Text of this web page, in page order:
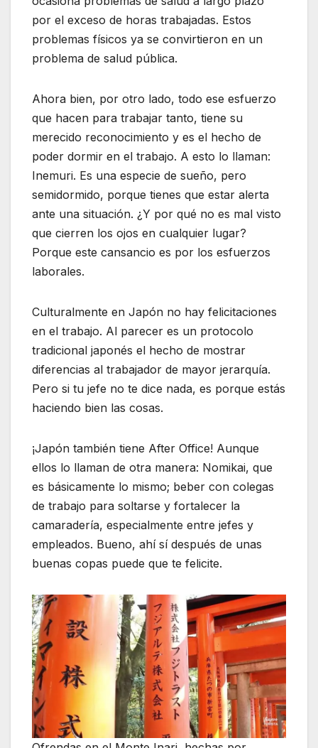
por el exceso de horas trabajadas. Estos
problemas físicos ya se convirtieron en un
problema de salud pública.
Ahora bien, por otro lado, todo ese esfuerzo
que hacen para trabajar tanto, tiene su
merecido reconocimiento y es el hecho de
poder dormir en el trabajo. A esto lo llaman:
Inemuri. Es una especie de sueño, pero
semidormido, porque tienes que estar alerta
ante una situación. ¿Y por qué no es mal visto
que cierren los ojos en cualquier lugar?
Porque este cansancio es por los esfuerzos
laborales.
Culturalmente en Japón no hay felicitaciones
en el trabajo. Al parecer es un protocolo
tradicional japonés el hecho de mostrar
diferencias al trabajador de mayor jerarquía.
Pero si tu jefe no te dice nada, es porque estás
haciendo bien las cosas.
¡Japón también tiene After Office! Aunque
ellos lo llaman de otra manera: Nomikai, que
es básicamente lo mismo; beber con colegas
de trabajo para soltarse y fortalecer la
camaradería, especialmente entre jefes y
empleados. Bueno, ahí sí después de unas
buenas copas puede que te felicite.